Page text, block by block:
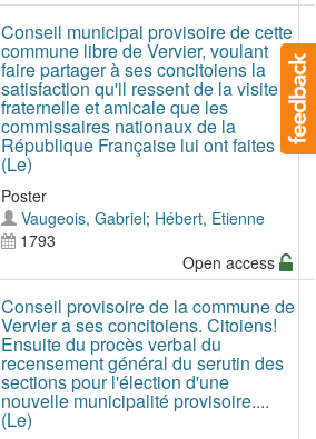
Conseil municipal provisoire de cette
commune libre de Vervier, voulant
faire partager à ses concitoiens la
satisfaction qu'il ressent de la visite
fraternelle et amicale que les
commissaires nationaux de la
République Française lui ont faites ....
(Le)
Poster
Vaugeois, Gabriel; Hébert, Etienne
1793
Open access
Conseil provisoire de la commune de
Vervier a ses concitoiens. Citoiens!
Ensuite du procès verbal du
recensement général du serutin des
sections pour l'élection d'une
nouvelle municipalité provisoire....
(Le)